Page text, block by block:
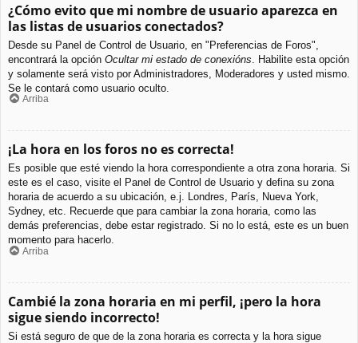
¿Cómo evito que mi nombre de usuario aparezca en
las listas de usuarios conectados?
Desde su Panel de Control de Usuario, en "Preferencias de Foros",
encontrará la opción Ocultar mi estado de conexións . Habilite esta opción
y solamente será visto por Administradores, Moderadores y usted mismo.
Se le contará como usuario oculto.
Arriba
¡La hora en los foros no es correcta!
Es posible que esté viendo la hora correspondiente a otra zona horaria. Si
este es el caso, visite el Panel de Control de Usuario y defina su zona
horaria de acuerdo a su ubicación, e.j. Londres, París, Nueva York,
Sydney, etc. Recuerde que para cambiar la zona horaria, como las
demás preferencias, debe estar registrado. Si no lo está, este es un buen
momento para hacerlo.
Arriba
Cambié la zona horaria en mi perfil, ¡pero la hora
sigue siendo incorrecto!
Si está seguro de que de la zona horaria es correcta y la hora sigue